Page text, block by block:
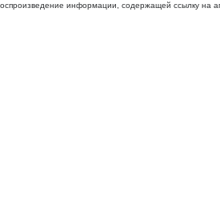
информации, содержащей ссылку на